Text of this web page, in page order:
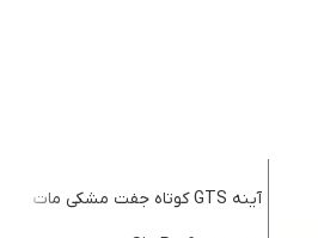
آینه GTS کوتاه جفت مشکی مات